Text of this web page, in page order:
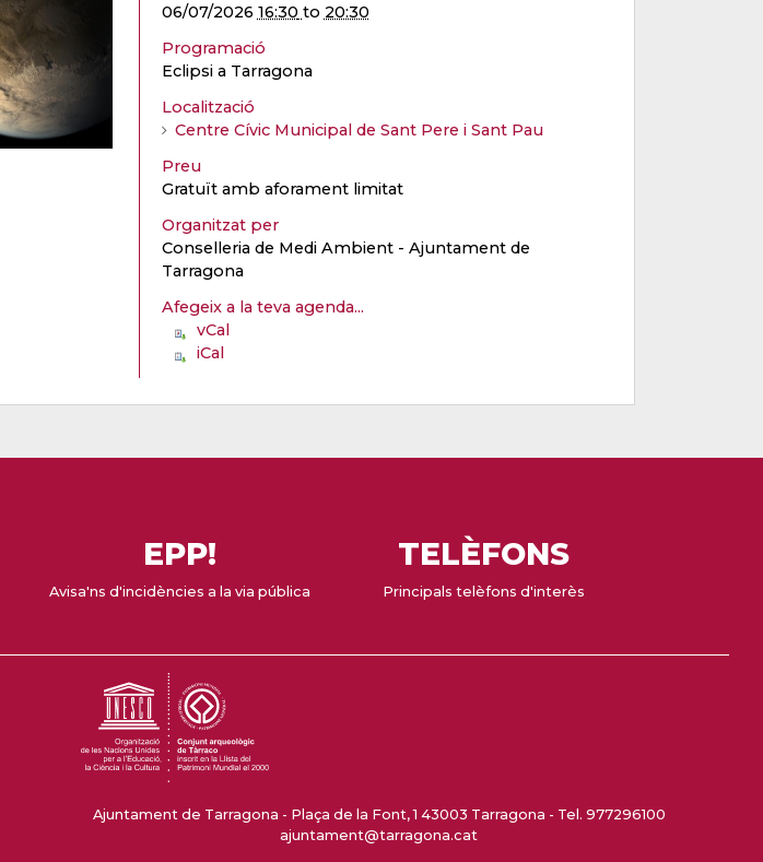
06/07/2026 16:30 to 20:30
Programació
Eclipsi a Tarragona
Localització
Centre Cívic Municipal de Sant Pere i Sant Pau
Preu
Gratuït amb aforament limitat
Organitzat per
Conselleria de Medi Ambient - Ajuntament de
Tarragona
Afegeix a la teva agenda...
vCal
iCal
EPP!
Avisa'ns d'incidències a la via pública
TELÈFONS
Principals telèfons d'interès
Ajuntament de Tarragona - Plaça de la Font, 1 43003 Tarragona - Tel. 977296100
ajuntament@tarragona.cat